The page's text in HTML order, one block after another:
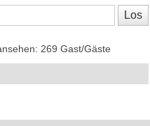
269 Gast/Gäste